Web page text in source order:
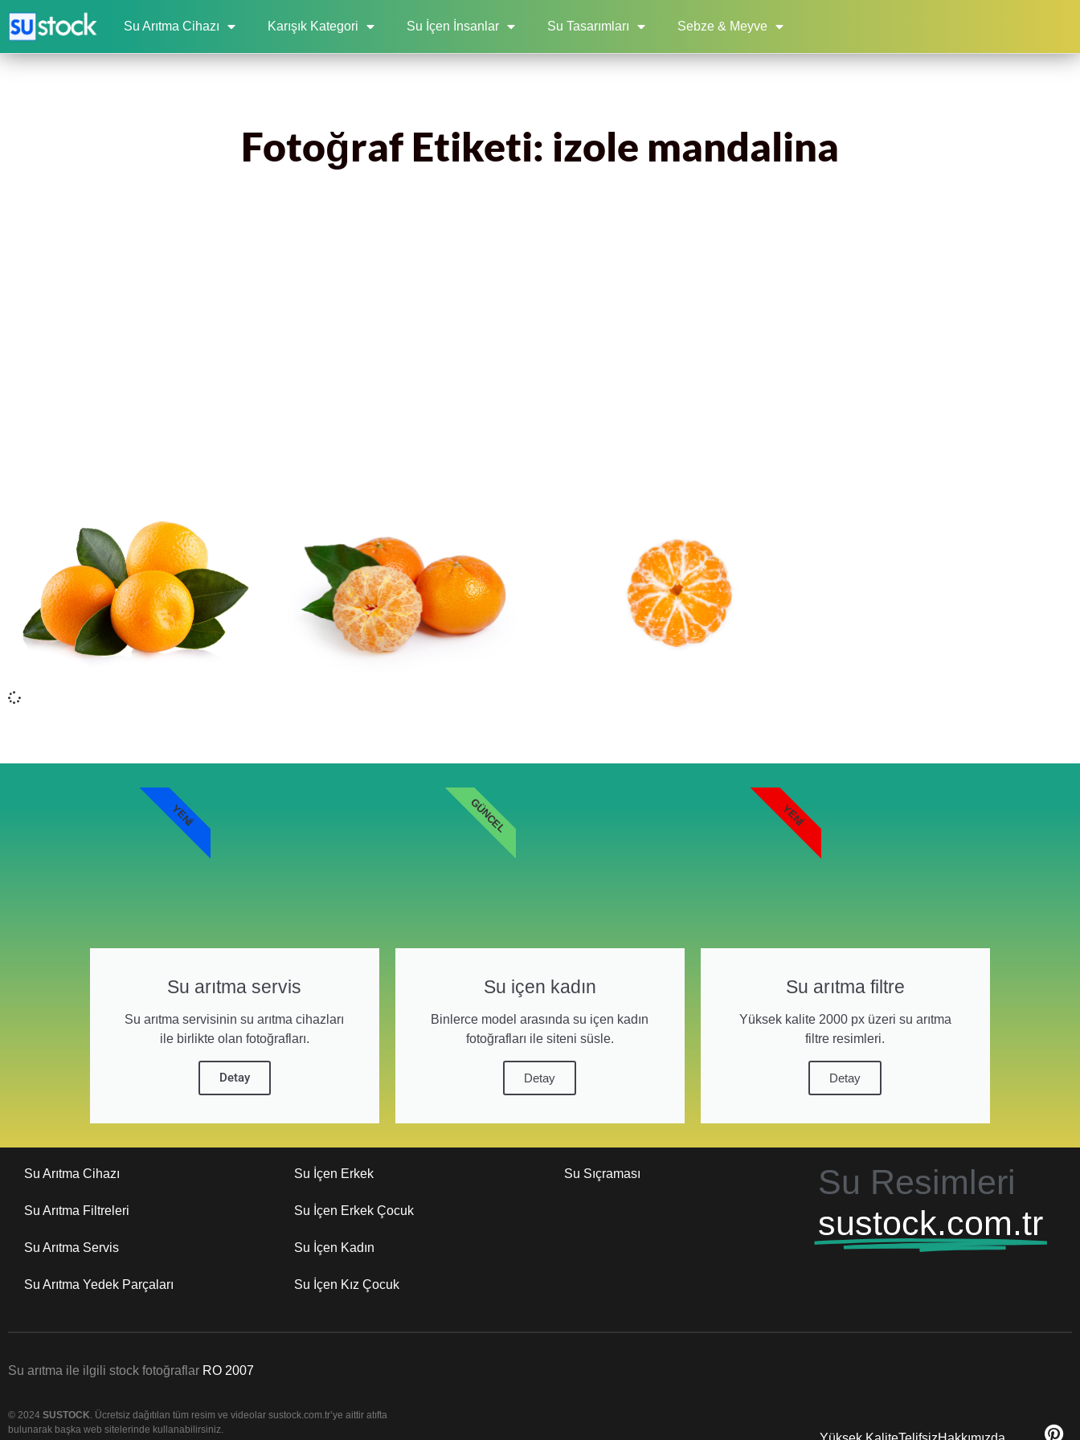
Su Arıtma Cihazı Karışık Kategori Su İçen İnsanlar Su Tasarımları Sebze & Meyve
Fotoğraf Etiketi: izole mandalina
Su arıtma servis
Su arıtma servisinin su arıtma cihazları
ile birlikte olan fotoğrafları.
Detay
YENI
Su içen kadın
Binlerce model arasında su içen kadın
fotoğrafları ile siteni süsle.
Detay
GÜNCEL
Su arıtma filtre
Yüksek kalite 2000 px üzeri su arıtma
filtre resimleri.
Detay
YENI
Su Arıtma Cihazı
Su Arıtma Filtreleri
Su Arıtma Servis
Su Arıtma Yedek Parçaları
Su İçen Erkek
Su İçen Erkek Çocuk
Su İçen Kadın
Su İçen Kız Çocuk
Su Sıçraması
Su Resimleri
sustock.com.tr
Su arıtma ile ilgili stock fotoğraflar RO 2007
© 2024 SUSTOCK. Ücretsiz dağıtılan tüm resim ve videolar sustock.com.tr’ye aittir atıfta
bulunarak başka web sitelerinde kullanabilirsiniz.